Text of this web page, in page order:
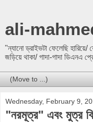
ali-
"ন্যানো ড্রাইভটা ফেলেছি
জড়িয়ে থাকা/ গাদা-গাদা ডিএনএ
Wednesday, February 9,
"নরমূত্র" এবং মুত্র